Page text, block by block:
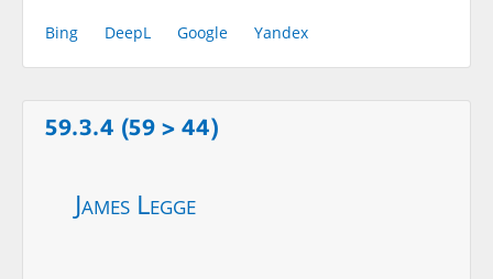
Bing DeepL Google Yandex
59.3.4 (59 > 44)
James Legge